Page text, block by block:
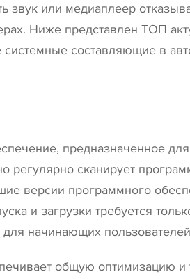
звук или медиаплеер
Ниже представлен ТОП
составляющие в
предназначенное
регулярно сканирует
версии программного
и загрузки требуется
начинающих
общую оптимизацию и